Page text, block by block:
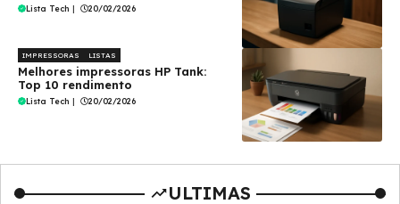
Lista Tech | 20/02/2026
IMPRESSORAS LISTAS
Melhores impressoras HP Tank:
Top 10 rendimento
Lista Tech | 20/02/2026
ULTIMAS